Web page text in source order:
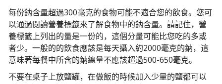
每份鈉含量超過300毫克的食物可能不適合您的飲食。您可
以通過閱讀營養標籤來了解食物中的鈉含量。請記住，營
養標籤上列出的量是一份的，這個分量可能比您吃的多或
者少。一般的的飲食應該是每天攝入約2000毫克的鈉，這
意味著每餐中所含的鈉總量不應該超過500-650毫克。
不要在桌子上放鹽罐，在做飯的時候加入少量的鹽都可以